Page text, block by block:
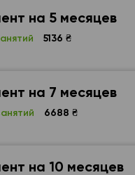
на 5 месяцев
5136 ₴
на 7 месяцев
6688 ₴
на 10 месяцев